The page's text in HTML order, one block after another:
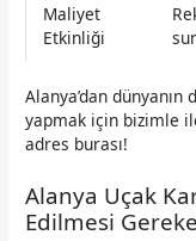
Maliyet
Etkinliği
Alanya’dan dünyanın
yapmak için bizimle
adres burası!
Alanya Uçak
Edilmesi